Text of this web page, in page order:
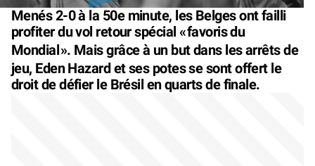
Menés 2-0 à la 50e minute, les Belges ont failli
profiter du vol retour spécial «favoris du
Mondial». Mais grâce à un but dans les arrêts de
jeu, Eden Hazard et ses potes se sont offert le
droit de défier le Brésil en quarts de finale.